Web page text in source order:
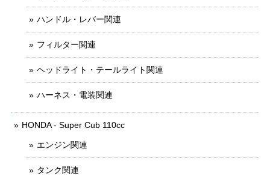
ハンドル・レバー関連
フィルター関連
ヘッドライト・テールライト関連
ハーネス・電装関連
HONDA - Super Cub 110cc
エンジン関連
タンク関連